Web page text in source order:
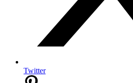
Twitter